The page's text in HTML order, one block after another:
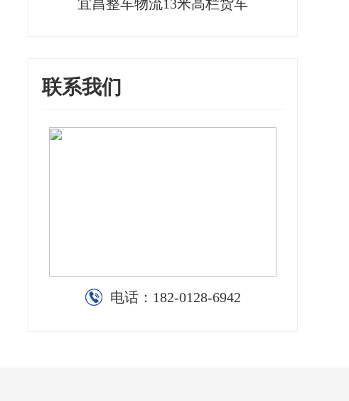
宜昌整车物流13米高栏货车
联系我们
电话： 182-0128-6942